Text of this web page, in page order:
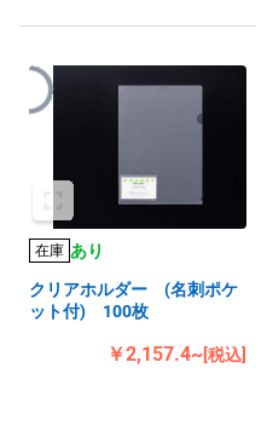
在庫 あり
クリアホルダー (名刺ポケ
ット付) 100枚
￥2,157.4~[税込]